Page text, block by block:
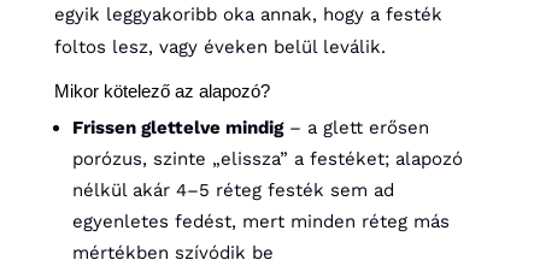
egyik leggyakoribb oka annak, hogy a festék
foltos lesz, vagy éveken belül leválik.
Mikor kötelező az alapozó?
Frissen glettelve mindig– a glett erősen
porózus, szinte „elissza” a festéket; alapozó
nélkül akár 4–5 réteg festék sem ad
egyenletes fedést, mert minden réteg más
mértékben szívódik be